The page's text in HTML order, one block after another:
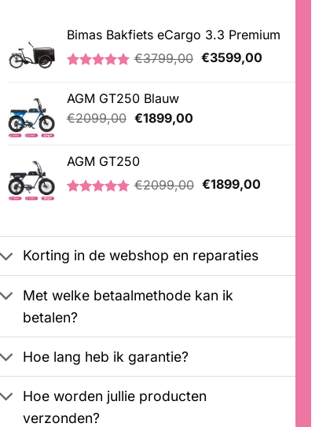
Bimas Bakfiets eCargo 3.3 Premium
gebaseerd
op
klantbeoordelingen
€3799,00 Oorspronkelijke
€3599,00Huidige
AGM GT250 Blauw
€2099,00 Oorspronkelijke
€2099,00.
€1899,00Huidige
AGM GT250
klantbeoordelingen
€2099,00 Oorspronkelijke
€1899,00Huidige
Korting in de webshop en reparaties
Met welke betaalmethode kan ik
betalen?
Hoe lang heb ik garantie?
Hoe worden jullie producten
verzonden?